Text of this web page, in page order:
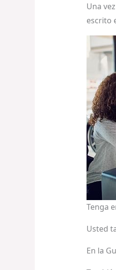
Una
escrito
Tenga
Usted
En la